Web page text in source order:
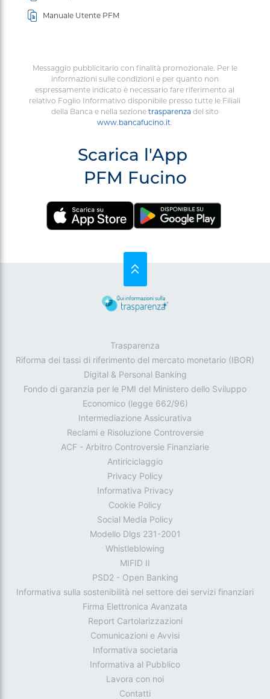
Manuale Utente PFM
Messaggio pubblicitario con finalità promozionale. Per le
informazioni sulle condizioni e per quanto non
espressamente indicato è necessario fare riferimento al
relativo Foglio Informativo disponibile presso tutte le Filiali
della Banca e nella sezione trasparenza del sito
www.bancafucino.it.
Scarica l'App
PFM Fucino
SU
Trasparenza
Riforma dei tassi di riferimento del mercato monetario (IBOR)
Digital & Personal Banking
Fondo di garanzia per le PMI del Ministero dello Sviluppo
Economico (legge 662/96)
Intermediazione Assicurativa
Reclami e Risoluzione Controversie
ACF - Arbitro Controversie Finanziarie
Antiriciclaggio
Privacy Policy
Informativa Privacy
Cookie Policy
Social Media Policy
Modello Dlgs 231-2001
Whistleblowing
MIFID II
PSD2 - Open Banking
Informativa sulla sostenibilità nel settore dei servizi finanziari
Firma Elettronica Avanzata
Report Cartolarizzazioni
Comunicazioni e Avvisi
Informativa societaria
Informativa al Pubblico
Lavora con noi
Contatti